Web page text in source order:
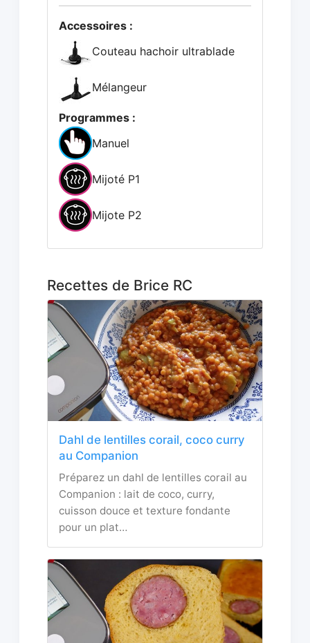
Accessoires :
Couteau hachoir ultrablade
Mélangeur
Programmes :
Manuel
Mijoté P1
Mijote P2
Recettes de Brice RC
Dahl de lentilles corail, coco curry
au Companion
Préparez un dahl de lentilles corail au
Companion : lait de coco, curry,
cuisson douce et texture fondante
pour un plat…